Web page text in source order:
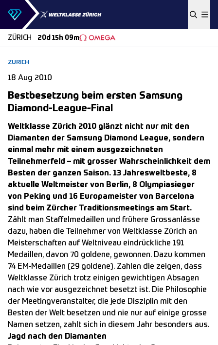
Skip to content
ZÜRICH 20d 15h 09m
ZURICH
18 Aug 2010
Bestbesetzung beim ersten Samsung
Diamond-League-Final
Weltklasse Zürich 2010 glänzt nicht nur mit den
Diamanten der Samsung Diamond League, sondern
einmal mehr mit einem ausgezeichneten
Teilnehmerfeld – mit grosser Wahrscheinlichkeit dem
Besten der ganzen Saison. 13 Jahresweltbeste, 8
aktuelle Weltmeister von Berlin, 8 Olympiasieger
von Peking und 16 Europameister von Barcelona
sind beim Zürcher Traditionsmeetings am Start.
Zählt man Staffelmedaillen und frühere Grossanlässe
dazu, haben die Teilnehmer von Weltklasse Zürich an
Meisterschaften auf Weltniveau eindrückliche 191
Medaillen, davon 70 goldene, gewonnen. Dazu kommen
74 EM-Medaillen (29 goldene). Zahlen die zeigen, dass
Weltklasse Zürich trotz einigen gewichtigen Absagen
nach wie vor ausgezeichnet besetzt ist. Die Philosophie
der Meetingveranstalter, die jede Disziplin mit den
Besten der Welt besetzen und nie nur auf einige grosse
Namen setzen, zahlt sich in diesem Jahr besonders aus.
Jagd nach den Diamanten